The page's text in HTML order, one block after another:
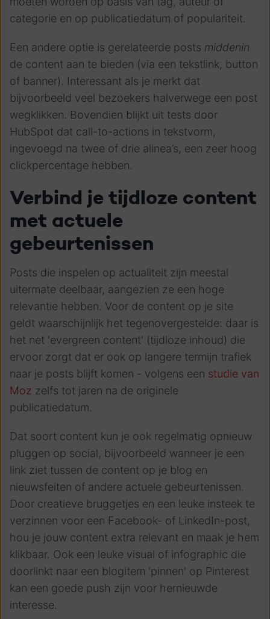
categorie en op publicatiedatum of populariteit.
Een andere optie is gerelateerde posts middenin
de content aan te bieden (via een tekstlink, button
of banner). Interessant als je merkt dat
bijvoorbeeld veel bezoekers halverwege een post
wegklikken. Bovendien blijkt uit tests door
HubSpot dat call-to-actions in tekstvorm,
ingevoegd na twee of drie alinea’s, een zeer hoog
clickpercentage hebben.
Verbind je tijdloze content
met actuele
gebeurtenissen
Posts die inspelen op actualiteit zijn meestal
uitermate deelbaar, aangezien ze een hoge
relevantie hebben. Voor de content op je site
geldt waarschijnlijk het tegenovergestelde: daar is
het net 'evergreen content' (tijdloze inhoud) die
ervoor zorgt dat er ook op langere termijn trafiek
naar je posts blijft komen - volgens een studie van
Moz zelfs tot jaren na de originele
publicatiedatum.
Dat soort content kun je ook regelmatig opnieuw
pluggen op social, bijvoorbeeld wanneer je een
link ziet tussen de content op je blog en
nieuwsfeiten of andere actuele gebeurtenissen.
Door creatieve bruggetjes en een leuke insteek te
verzinnen voor een Facebook- of LinkedIn-post,
hou je jouw content extra relevant en maak je hem
klikbaar. Ook een leuke visual of infographic die
doorlinkt naar een blogitem 'pinnen' op Pinterest
kan een goede push zijn voor hernieuwde
interesse.